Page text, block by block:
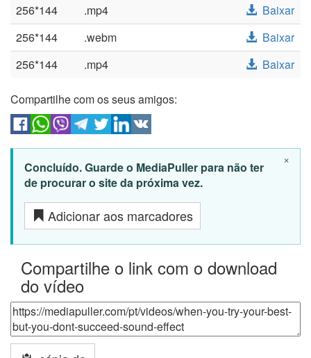
256*144
.mp4
Baixar
256*144
.webm
Baixar
256*144
.mp4 Baixar
Compartilhe com os seus amigos:
×
Concluído. Guarde o MediaPuller para não ter
de procurar o site da próxima vez.
Adicionar aos marcadores
Compartilhe o link com o download
do vídeo